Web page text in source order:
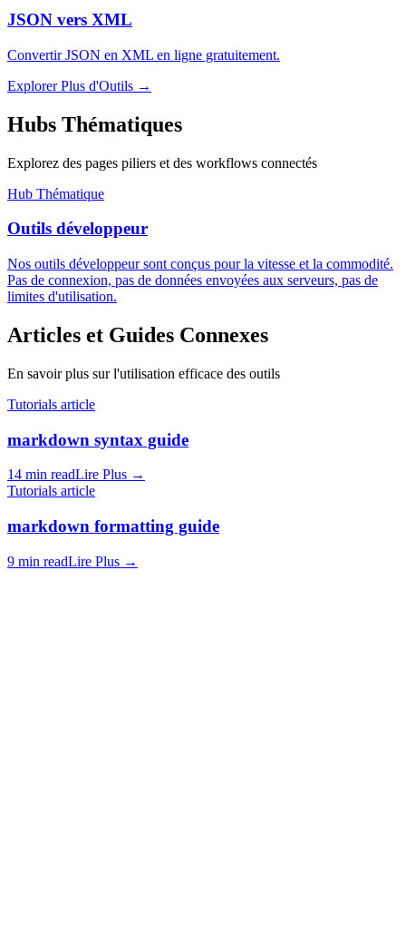
JSON vers XML
Convertir JSON en XML en ligne gratuitement.
Explorer Plus d'Outils →
Hubs Thématiques
Explorez des pages piliers et des workflows connectés
Hub Thématique
Outils développeur
Nos outils développeur sont conçus pour la vitesse et la commodité.
Pas de connexion, pas de données envoyées aux serveurs, pas de
limites d'utilisation.
Articles et Guides Connexes
En savoir plus sur l'utilisation efficace des outils
Tutorials article
markdown syntax guide
14 min readLire Plus →
Tutorials article
markdown formatting guide
9 min readLire Plus →